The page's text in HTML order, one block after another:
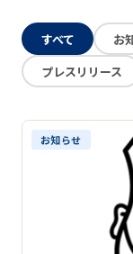
よくある質問
KOTO
卒業生インタ
募集要項
学費・助成金
推薦制度
転入学・編入学
オープンキャ
すべて お
プレスリリース
お知らせ